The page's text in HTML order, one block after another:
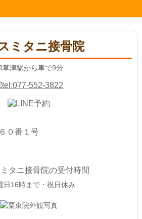
ミタニ接骨院
草津駅から車で9分
０番１号
日16時まで・祝日休み